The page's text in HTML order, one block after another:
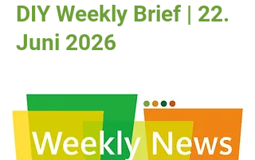
DIY Weekly Brief | 22.
Juni 2026